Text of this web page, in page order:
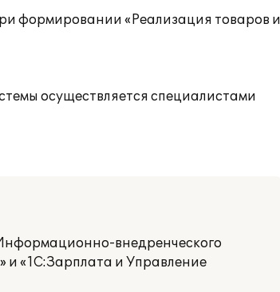
формировании «Реализация товаров и
осуществляется специалистами
внедренческого
и «1С:Зарплата и Управление